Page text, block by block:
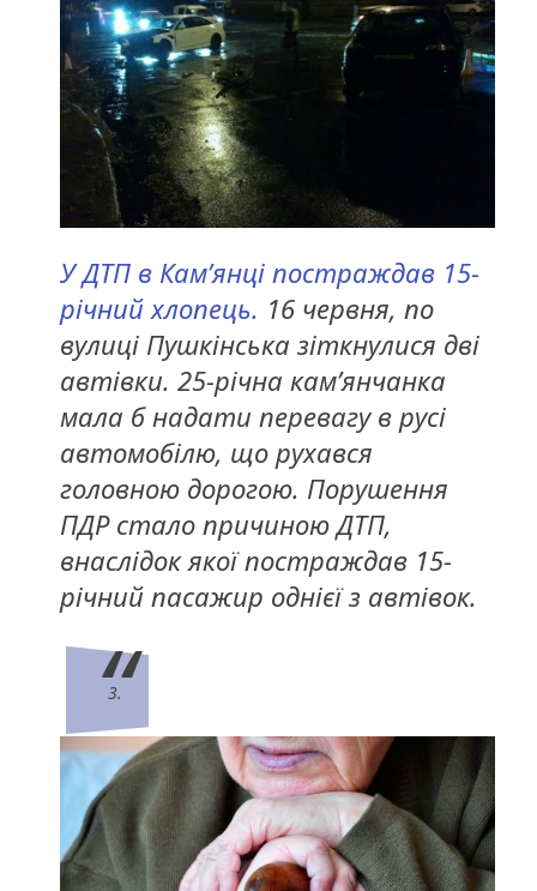
У ДТП в Кам’янці постраждав 15-
річний хлопець. 16 червня, по
вулиці Пушкінська зіткнулися дві
автівки. 25-річна кам’янчанка
мала б надати перевагу в русі
автомобілю, що рухався
головною дорогою. Порушення
ПДР стало причиною ДТП,
внаслідок якої постраждав 15-
річний пасажир однієї з автівок.
3.